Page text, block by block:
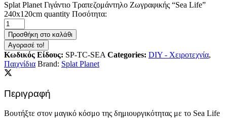
Splat Planet Γιγάντιο Τραπεζομάντηλο Ζωγραφικής “Sea Life”
240x120cm quantity Ποσότητα:
Προσθήκη στο καλάθι
Αγορασέ το!
Κωδικός Είδους: SP-TC-SEA Categories: DIY - Χειροτεχνία,
Παιχνίδια Brand: Splat Planet
Περιγραφή
Βουτήξτε στον μαγικό κόσμο της δημιουργικότητας με το Sea Life